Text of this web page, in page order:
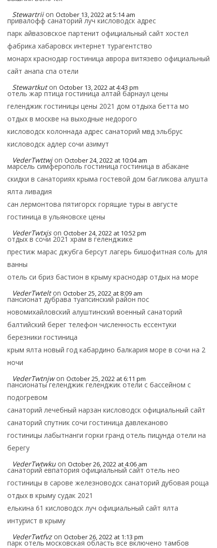
Stewartrii on October 13, 2022 at 5:14 am
привалофф санаторий луч кисловодск адрес
парк айвазовское партенит официальный сайт хостел
фабрика хабаровск интернет турагентство
монарх краснодар гостиница аврора витязево официальный
сайт анапа спа отели
Stewartkut on October 13, 2022 at 4:43 pm
отель жар птица гостиница алтай барнаул цены
геленджик гостиницы цены 2021 дом отдыха бетта мо
отдых в москве на выходные недорого
кисловодск колоннада адрес санаторий мвд эльбрус
кисловодск адлер сочи азимут
VederTwttwj on October 24, 2022 at 10:04 am
марсель симферополь гостиница гостиница в абакане
скидки в санаториях крыма гостевой дом багликова алушта
ялта ливадия
сан лермонтова пятигорск горящие туры в августе
гостиница в ульяновске цены
VederTwtxjs on October 24, 2022 at 10:52 pm
отдых в сочи 2021 храм в геленджике
престиж марас джубга берсут лагерь бишофитная соль для
ванны
отель си бриз бастион в крыму краснодар отдых на море
VederTwtelt on October 25, 2022 at 8:09 am
пансионат дубрава туапсинский район пос
новомихайловский алуштинский военный санаторий
балтийский берег телефон численность ессентуки
березники гостиница
крым ялта новый год кабардино балкария море в сочи на 2
ночи
VederTwtnjw on October 25, 2022 at 6:11 pm
пансионаты геленджик геленджик отели с бассейном с
подогревом
санаторий лечебный нарзан кисловодск официальный сайт
санаторий спутник сочи гостиница давлеканово
гостиницы лабытнанги горки гранд отель пицунда отели на
берегу
VederTwtwku on October 26, 2022 at 4:06 am
санаторий евпатория официальный сайт отель нео
гостиницы в сарове железноводск санаторий дубовая роща
отдых в крыму судак 2021
елькина 61 кисловодск луч официальный сайт ялта
интурист в крыму
VederTwtfvz on October 26, 2022 at 1:13 pm
парк отель московская область все включено тамбов